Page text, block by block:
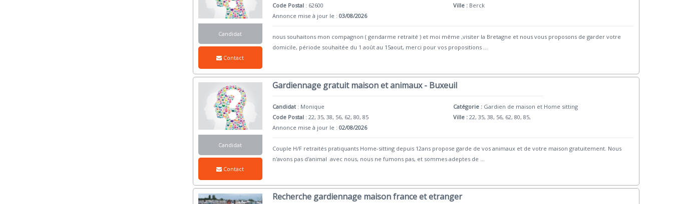
Candidat
Contact
Code Postal : 62600
Annonce mise à jour le :03/08/2026
Ville : Berck
nous souhaitons mon compagnon ( gendarme retraité ) et moi même ,visiter la Bretagne et nous vous proposons de garder votre
domicile, période souhaitée du 1 août au 15aout, merci pour vos propositions
Candidat
Contact
Gardiennage gratuit maison et animaux - Buxeuil
Candidat : Monique
Code Postal : 22, 35, 38, 56, 62, 80, 85
Annonce mise à jour le :02/08/2026
Catégorie : Gardien de maison et Home sitting
Ville : 22, 35, 38, 56, 62, 80, 85,
Couple H/F retraités pratiquants Home-sitting depuis 12ans propose garde de vos animaux et de votre maison gratuitement. Nous
n'avons pas d'animal avec nous, nous ne fumons pas, et sommes adeptes de
Recherche gardiennage maison france et etranger